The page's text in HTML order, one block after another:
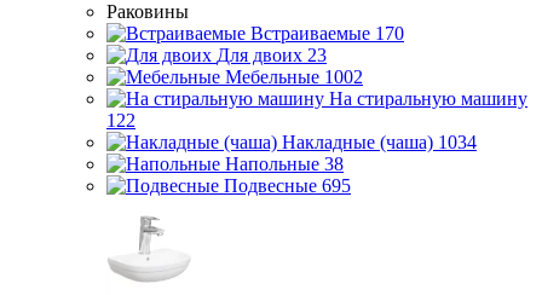
Раковины
Встраиваемые 170
Для двоих 23
Мебельные 1002
На стиральную машину
122
Накладные (чаша) 1034
Напольные 38
Подвесные 695